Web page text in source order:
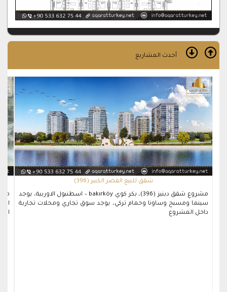
أحدث المشاريع
شقق للبيع القصر الكبير (396)
مشروع شقق دينيز (396)، بكر كوي bakırköy – اسطنبول الاوربية، يوجد
سينما ومسبح وساونا وحمام تركي، يوجد سوق تجاري ومحلات تجارية
داخل المشروع